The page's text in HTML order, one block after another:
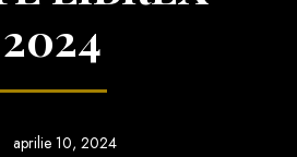
2024
aprilie 10, 2024